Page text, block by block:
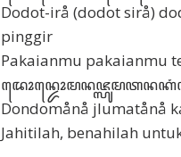
Dodot-irå (dodot sirå)
pinggir
Pakaianmu pakaianmu
Dondomånå jlumatånå
Jahitilah, benahilah